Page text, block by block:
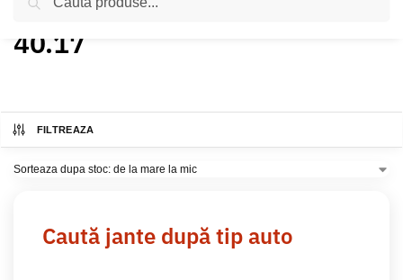
Acasă Produs ET / 40.17
40.17
FILTREAZA
Caută jante după tip auto